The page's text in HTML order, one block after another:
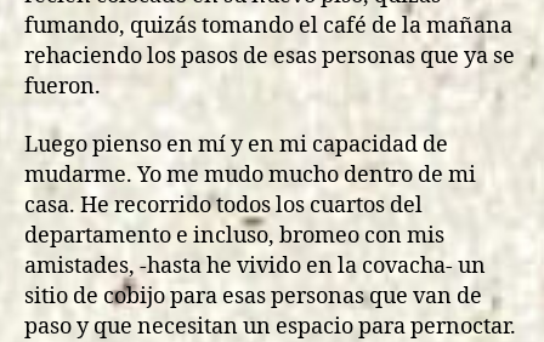
fumando, quizás tomando el café de la mañana
rehaciendo los pasos de esas personas que ya se
fueron.
Luego pienso en mí y en mi capacidad de
mudarme. Yo me mudo mucho dentro de mi
casa. He recorrido todos los cuartos del
departamento e incluso, bromeo con mis
amistades, -hasta he vivido en la covacha- un
sitio de cobijo para esas personas que van de
paso y que necesitan un espacio para pernoctar.